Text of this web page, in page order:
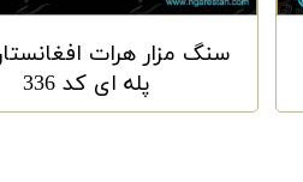
سنگ مزار هرات
پله ای کد 336